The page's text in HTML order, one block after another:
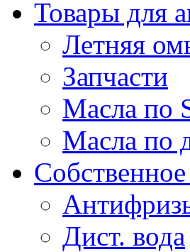
Товары для
Летняя
Запчасти
Масла по
Масла по
Дист. вода